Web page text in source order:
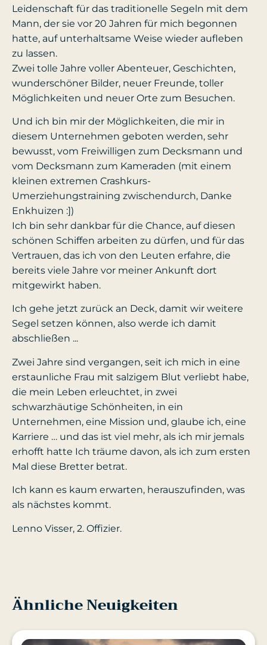
Leidenschaft für das traditionelle Segeln mit dem
Mann, der sie vor 20 Jahren für mich begonnen
hatte, auf unterhaltsame Weise wieder aufleben
zu lassen.
Zwei tolle Jahre voller Abenteuer, Geschichten,
wunderschöner Bilder, neuer Freunde, toller
Möglichkeiten und neuer Orte zum Besuchen.
Und ich bin mir der Möglichkeiten, die mir in
diesem Unternehmen geboten werden, sehr
bewusst, vom Freiwilligen zum Decksmann und
vom Decksmann zum Kameraden (mit einem
kleinen extremen Crashkurs-
Umerziehungstraining zwischendurch, Danke
Enkhuizen :])
Ich bin sehr dankbar für die Chance, auf diesen
schönen Schiffen arbeiten zu dürfen, und für das
Vertrauen, das ich von den Leuten erfahre, die
bereits viele Jahre vor meiner Ankunft dort
mitgewirkt haben.
Ich gehe jetzt zurück an Deck, damit wir weitere
Segel setzen können, also werde ich damit
abschließen ...
Zwei Jahre sind vergangen, seit ich mich in eine
erstaunliche Frau mit salzigem Blut verliebt habe,
die mein Leben erleuchtet, in zwei
schwarzhäutige Schönheiten, in ein
Unternehmen, eine Mission und, glaube ich, eine
Karriere … und das ist viel mehr, als ich mir jemals
erhofft hatte Ich träume davon, als ich zum ersten
Mal diese Bretter betrat.
Ich kann es kaum erwarten, herauszufinden, was
als nächstes kommt.
Lenno Visser, 2. Offizier.
Ähnliche Neuigkeiten